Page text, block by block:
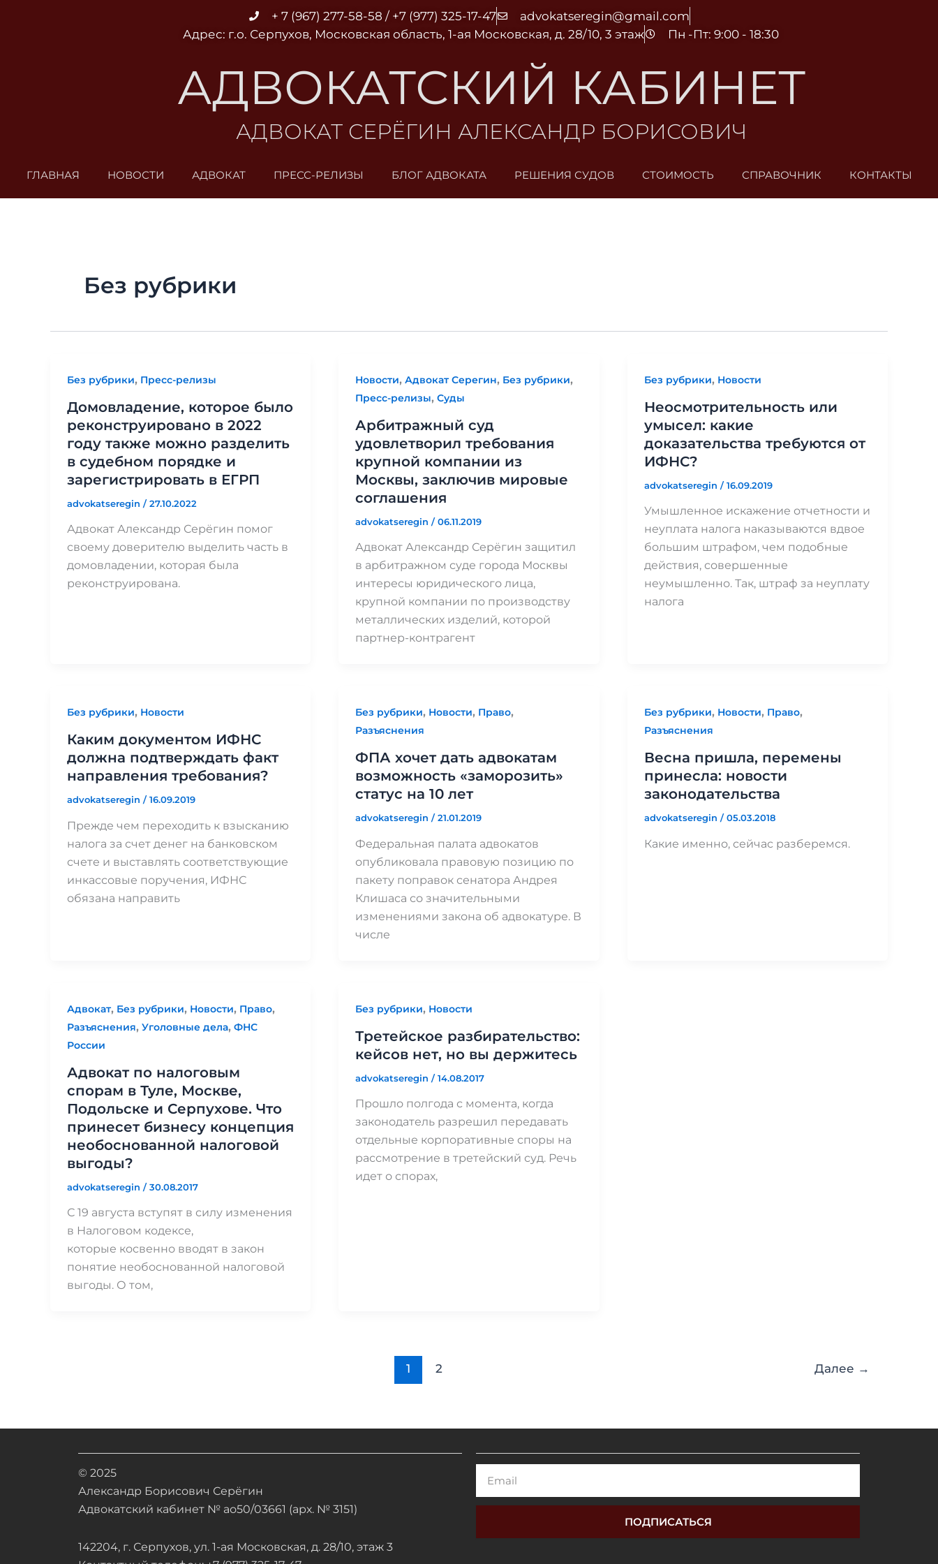
+ 7 (967) 277-58-58 / +7 (977) 325-17-47
advokatseregin@gmail.com
Адрес: г.о. Серпухов, Московская область, 1-ая Московская, д. 28/10, 3 этаж
Пн -Пт: 9:00 - 18:30
АДВОКАТСКИЙ КАБИНЕТ
АДВОКАТ СЕРЁГИН АЛЕКСАНДР БОРИСОВИЧ
ГЛАВНАЯ НОВОСТИ АДВОКАТ ПРЕСС-РЕЛИЗЫ БЛОГ АДВОКАТА РЕШЕНИЯ СУДОВ СТОИМОСТЬ СПРАВОЧНИК КОНТАКТЫ
Без рубрики
Без рубрики, Пресс-релизы
Домовладение, которое было
реконструировано в 2022
году также можно разделить
в судебном порядке и
зарегистрировать в ЕГРП
advokatseregin /27.10.2022
Адвокат Александр Серёгин помог
своему доверителю выделить часть в
домовладении, которая была
реконструирована.
Новости,Адвокат Серегин, Без рубрики,
Пресс-релизы,Суды
Арбитражный суд
удовлетворил требования
крупной компании из
Москвы, заключив мировые
соглашения
advokatseregin/06.11.2019
Адвокат Александр Серёгин защитил
в арбитражном суде города Москвы
интересы юридического лица,
крупной компании по производству
металлических изделий, которой
партнер-контрагент
Без рубрики, Новости
Неосмотрительность или
умысел: какие
доказательства требуются от
ИФНС?
advokatseregin /16.09.2019
Умышленное искажение отчетности и
неуплата налога наказываются вдвое
большим штрафом, чем подобные
действия, совершенные
неумышленно. Так, штраф за неуплату
налога
Без рубрики, Новости
Каким документом ИФНС
должна подтверждать факт
направления требования?
advokatseregin /16.09.2019
Прежде чем переходить к взысканию
налога за счет денег на банковском
счете и выставлять соответствующие
инкассовые поручения, ИФНС
обязана направить
Без рубрики, Новости, Право,
Разъяснения
ФПА хочет дать адвокатам
возможность «заморозить»
статус на 10 лет
advokatseregin/21.01.2019
Федеральная палата адвокатов
опубликовала правовую позицию по
пакету поправок сенатора Андрея
Клишаса со значительными
изменениями закона об адвокатуре. В
числе
Без рубрики, Новости, Право,
Разъяснения
Весна пришла, перемены
принесла: новости
законодательства
advokatseregin /05.03.2018
Какие именно, сейчас разберемся.
Адвокат, Без рубрики, Новости, Право,
Разъяснения, Уголовные дела, ФНС
России
Адвокат по налоговым
спорам в Туле, Москве,
Подольске и Серпухове. Что
принесет бизнесу концепция
необоснованной налоговой
выгоды?
advokatseregin /30.08.2017
С 19 августа вступят в силу изменения
в Налоговом кодексе,
которые косвенно вводят в закон
понятие необоснованной налоговой
выгоды. О том,
Без рубрики, Новости
Третейское разбирательство:
кейсов нет, но вы держитесь
advokatseregin/14.08.2017
Прошло полгода с момента, когда
законодатель разрешил передавать
отдельные корпоративные споры на
рассмотрение в третейский суд. Речь
идет о спорах,
1 2 Далее →
© 2025
Александр Борисович Серёгин
Адвокатский кабинет № ао50/03661 (арх. № 3151)
142204, г. Серпухов, ул. 1-ая Московская, д. 28/10, этаж 3
ПОДПИСАТЬСЯ